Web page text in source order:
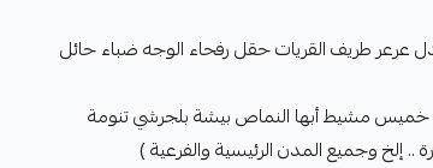
عرعر طريف القريات حقل رفحاء الوجه ضباء حائل
خميس مشيط أبها النماص بيشة بلجرشي تنومة
إلخ وجميع المدن الرئيسية والفرعية )